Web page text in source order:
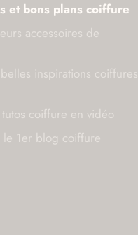
et bons plans coiffure
accessoires de
inspirations coiffures
tutos coiffure en vidéo
le 1er blog coiffure